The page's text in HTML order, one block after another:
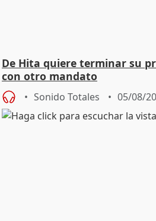
De Hita quiere terminar su
con otro mandato
Sonido Totales 05/08/